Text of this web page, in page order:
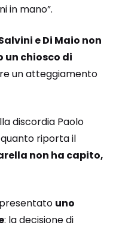
in mano”.
e Di Maio non
un chiosco di
un atteggiamento
discordia Paolo
riporta il
non ha capito,
uno
: la decisione di